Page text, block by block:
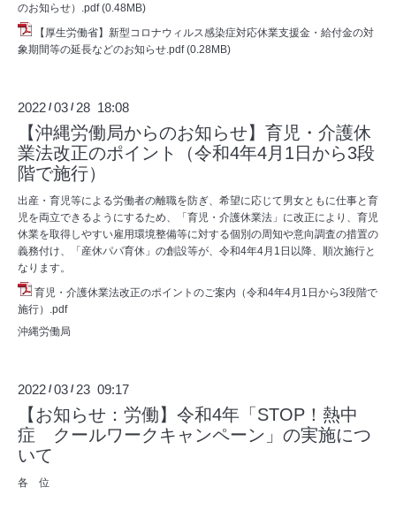
のお知らせ）.pdf (0.48MB)
【厚生労働省】新型コロナウィルス感染症対応休業支援金・給付金の対
象期間等の延長などのお知らせ.pdf (0.28MB)
2022 /03 / 28 18:08
【沖縄労働局からのお知らせ】育児・介護休
業法改正のポイント（令和4年4月1日から3段
階で施行）
出産・育児等による労働者の離職を防ぎ、希望に応じて男女ともに仕事と育
児を両立できるようにするため、「育児・介護休業法」に改正により、育児
休業を取得しやすい雇用環境整備等に対する個別の周知や意向調査の措置の
義務付け、「産休パパ育休」の創設等が、令和4年4月1日以降、順次施行と
なります。
育児・介護休業法改正のポイントのご案内（令和4年4月1日から3段階で
施行）.pdf
沖縄労働局
2022 /03 / 23 09:17
【お知らせ：労働】令和4年「STOP！熱中
症 クールワークキャンペーン」の実施につ
いて
各 位